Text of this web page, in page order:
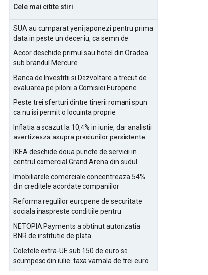
Cele mai citite stiri
SUA au cumparat yeni japonezi pentru prima
data in peste un deceniu, ca semn de
Accor deschide primul sau hotel din Oradea
sub brandul Mercure
Banca de Investitii si Dezvoltare a trecut de
evaluarea pe piloni a Comisiei Europene
Peste trei sferturi dintre tinerii romani spun
ca nu isi permit o locuinta proprie
Inflatia a scazut la 10,4% in iunie, dar analistii
avertizeaza asupra presiunilor persistente
IKEA deschide doua puncte de servicii in
centrul comercial Grand Arena din sudul
Imobiliarele comerciale concentreaza 54%
din creditele acordate companiilor
Reforma regulilor europene de securitate
sociala inaspreste conditiile pentru
NETOPIA Payments a obtinut autorizatia
BNR de institutie de plata
Coletele extra-UE sub 150 de euro se
scumpesc din iulie: taxa vamala de trei euro
pe articol, adaugata la taxa logistica